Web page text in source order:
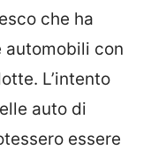
che ha
con
L’intento
auto di
essere